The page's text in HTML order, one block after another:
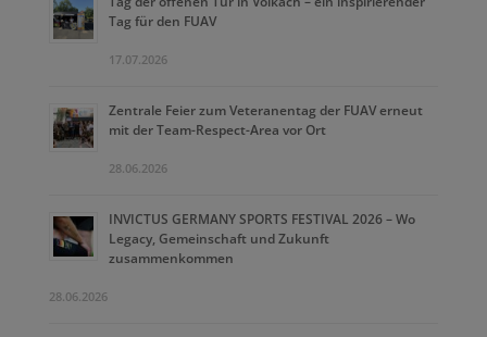
Tag für den FUAV
17.07.2026
Zentrale Feier zum Veteranentag der FUAV erneut
mit der Team-Respect-Area vor Ort
28.06.2026
INVICTUS GERMANY SPORTS FESTIVAL 2026 – Wo
Legacy, Gemeinschaft und Zukunft
zusammenkommen
28.06.2026